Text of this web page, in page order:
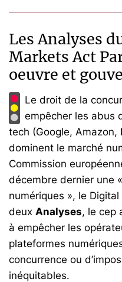
Les Analyses
Markets Act
oeuvre et
Le droit de la
empêcher les abus
tech (Google, Amazon,
dominent le marché
Commission
décembre dernier une
numériques », le
deux Analyses, le cep
à empêcher les
plateformes
concurrence ou
inéquitables.